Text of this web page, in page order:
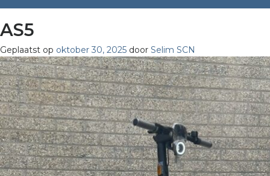
AS5
Geplaatst op oktober 30, 2025 door Selim SCN